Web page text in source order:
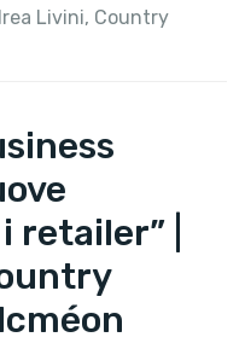
Livini, Country
|